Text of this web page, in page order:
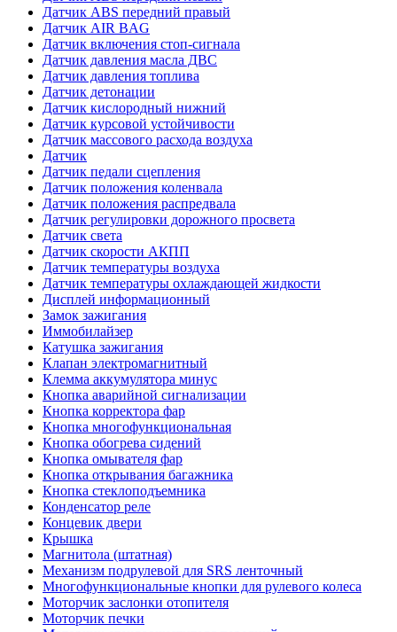
Датчик ABS передний правый
Датчик AIR BAG
Датчик включения стоп-сигнала
Датчик давления масла ДВС
Датчик давления топлива
Датчик детонации
Датчик кислородный нижний
Датчик курсовой устойчивости
Датчик массового расхода воздуха
Датчик
Датчик педали сцепления
Датчик положения коленвала
Датчик положения распредвала
Датчик регулировки дорожного просвета
Датчик света
Датчик скорости АКПП
Датчик температуры воздуха
Датчик температуры охлаждающей жидкости
Дисплей информационный
Замок зажигания
Иммобилайзер
Катушка зажигания
Клапан электромагнитный
Клемма аккумулятора минус
Кнопка аварийной сигнализации
Кнопка корректора фар
Кнопка многофункциональная
Кнопка обогрева сидений
Кнопка омывателя фар
Кнопка открывания багажника
Кнопка стеклоподъемника
Конденсатор реле
Концевик двери
Крышка
Магнитола (штатная)
Механизм подрулевой для SRS ленточный
Многофункциональные кнопки для рулевого колеса
Моторчик заслонки отопителя
Моторчик печки